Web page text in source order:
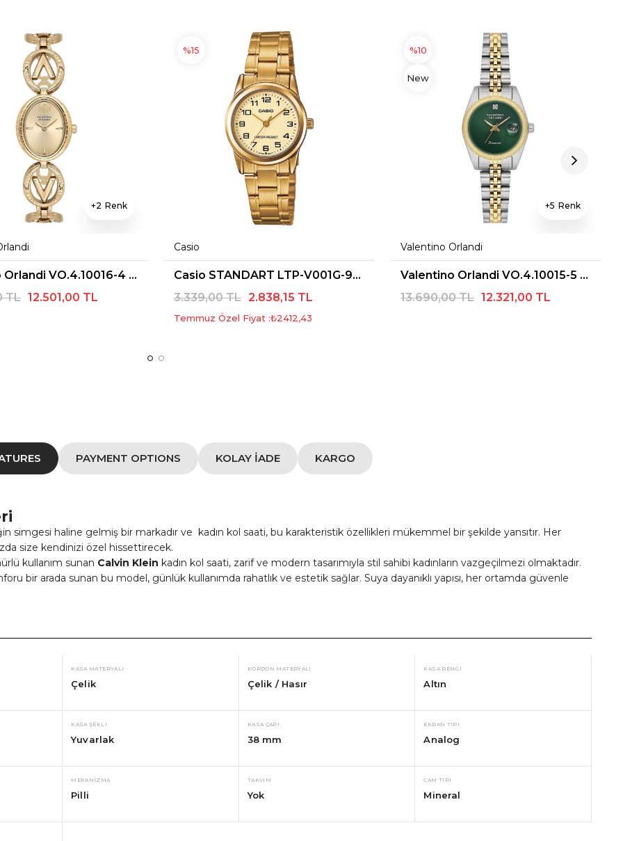
2
Valentino Orlandi VO.4.10016-4 Kadın Kol Saati
12.501,00 TL
TL
Casio
Casio STANDART LTP-V001G-9BUDF Kol Saati
2.838,15 TL
3.339,00 TL
Temmuz Özel Fiyat :₺2412,43
%15
5
Valentino Orlandi
Valentino Orlandi VO.4.10015-5 Pırlantalı Kadın Kol Saati
12.321,00 TL
13.690,00 TL
%10
New
PAYMENT OPTIONS KOLAY İADE KARGO
simgesi haline gelmiş bir markadır ve kadın kol saati, bu karakteristik özellikleri mükemmel bir şekilde yansıtır. Her
size kendinizi özel hissettirecek.
kullanım sunan Calvin Klein kadın kol saati, zarif ve modern tasarımıyla stil sahibi kadınların vazgeçilmezi olmaktadır.
bir arada sunan bu model, günlük kullanımda rahatlık ve estetik sağlar. Suya dayanıklı yapısı, her ortamda güvenle
KASA MATERYALI
Çelik
KORDON MATERYALI
Çelik / Hasır
KASA RENGI
Altın
KASA ŞEKLI
Yuvarlak
KASA ÇAPI
38 mm
EKRAN TIPI
Analog
MEKANIZMA
Pilli
TAKVIM
Yok
CAM TIPI
Mineral